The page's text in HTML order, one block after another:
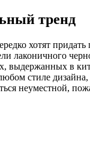
тренд
хотят
лаконичного
выдержанных в
стиле дизайна,